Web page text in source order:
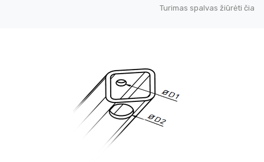
Turimas spalvas žiūrėti čia